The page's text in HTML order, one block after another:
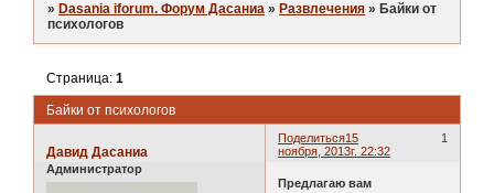
» Dasania iforum. Форум Дасаниа » Развлечения » Байки от
психологов
Байки от психологов
Страница:1
Поделиться 1
15
ноября, 2013г. 22:32
Давид Дасаниа
Администратор
Предлагаю вам